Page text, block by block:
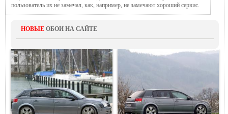
пользователь их не замечал, как, например, не замечают хороший сервис.
НОВЫЕ ОБОИ НА САЙТЕ